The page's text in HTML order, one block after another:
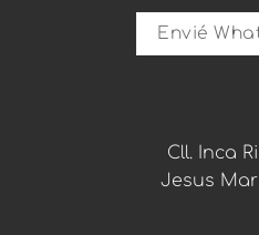
e
r
Envié
Cll. Inca
Jesus